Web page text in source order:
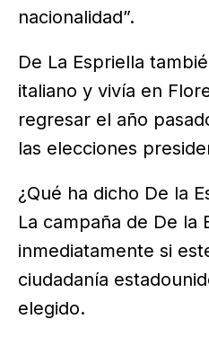
nacionalidad”.
De La Espriella
italiano y vivía en
regresar el año
las elecciones
¿Qué ha dicho De la
La campaña de De la
inmediatamente si
ciudadanía
elegido.